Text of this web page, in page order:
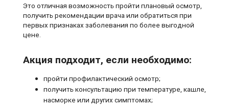
Это отличная возможность пройти плановый осмотр,
получить рекомендации врача или обратиться при
первых признаках заболевания по более выгодной
цене.
Акция подходит, если необходимо:
пройти профилактический осмотр;
получить консультацию при температуре, кашле,
насморке или других симптомах;